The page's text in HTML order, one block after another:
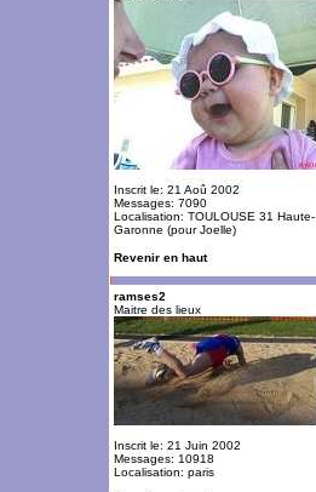
Inscrit le: 21 Aoû 2002
Messages: 7090
Localisation: TOULOUSE 31 Haute-
Garonne (pour Joelle)
Revenir en haut
ramses2
Maitre des lieux
Inscrit le: 21 Juin 2002
Messages: 10918
Localisation: paris